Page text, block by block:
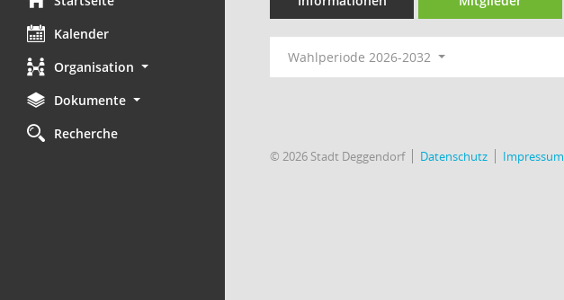
Kalender
Organisation
Dokumente
Recherche
Wahlperiode 2026-2032
© 2026 Stadt Deggendorf Datenschutz Impressum